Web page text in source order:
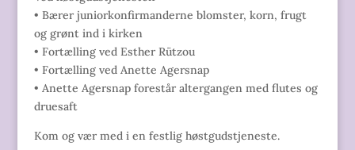
• Bærer juniorkonfirmanderne blomster, korn, frugt
og grønt ind i kirken
• Fortælling ved Esther Rützou
• Fortælling ved Anette Agersnap
• Anette Agersnap forestår altergangen med flutes og
druesaft
Kom og vær med i en festlig høstgudstjeneste.